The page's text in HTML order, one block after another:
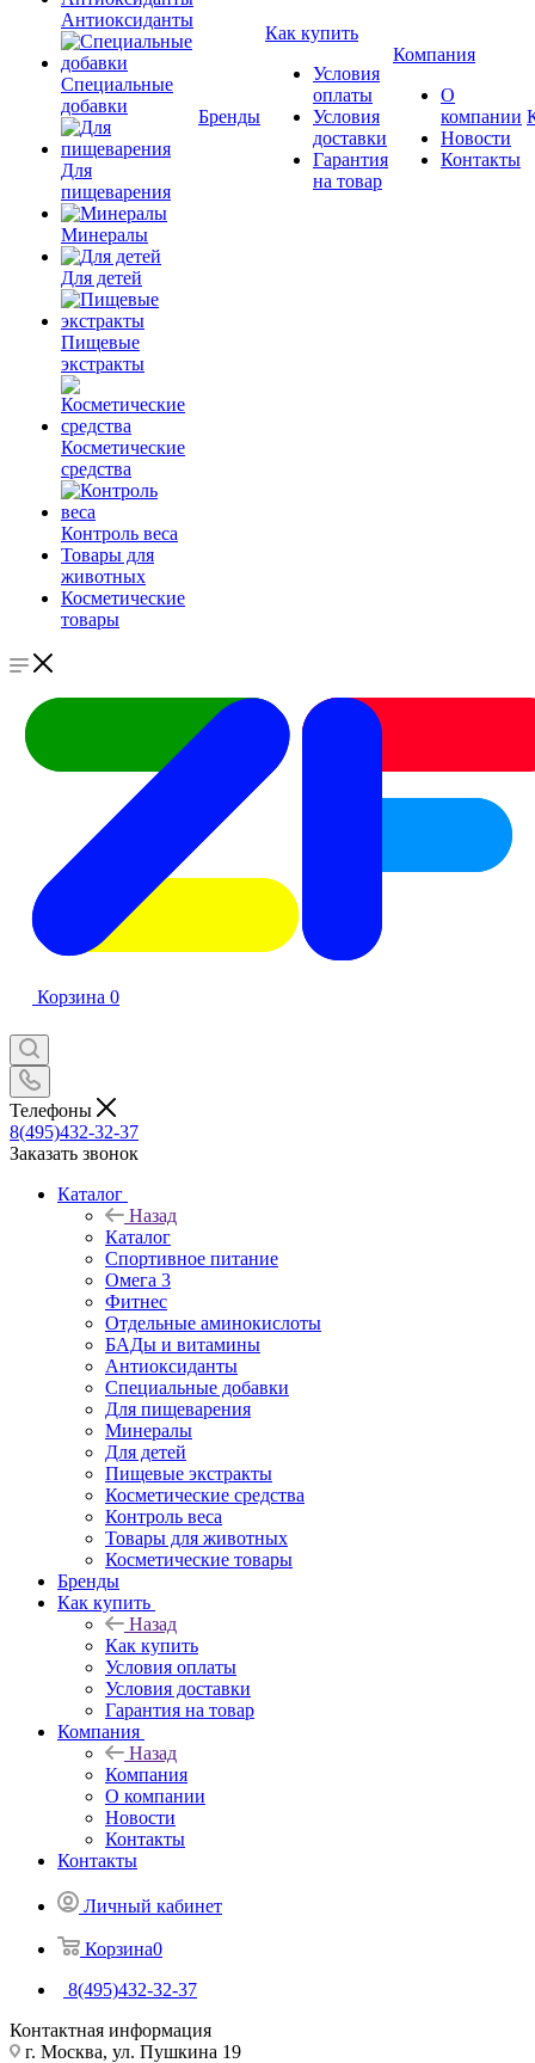
Антиоксиданты
Специальные
добавки
Для
пищеварения
Минералы
Для детей
Пищевые
экстракты
Косметические
средства
Контроль веса
Товары для
животных
Косметические
товары
Бренды
Как купить
Условия
оплаты
Условия
доставки
Гарантия
на товар
Компания
О
компании
Новости
Контакты
Корзина 0
Телефоны
8(495)432-32-37
Заказать звонок
Каталог
Назад
Каталог
Спортивное питание
Омега 3
Фитнес
Отдельные аминокислоты
БАДы и витамины
Антиоксиданты
Специальные добавки
Для пищеварения
Минералы
Для детей
Пищевые экстракты
Косметические средства
Контроль веса
Товары для животных
Косметические товары
Бренды
Как купить
Назад
Как купить
Условия оплаты
Условия доставки
Гарантия на товар
Компания
Назад
Компания
О компании
Новости
Контакты
Контакты
Личный кабинет
Корзина0
8(495)432-32-37
Контактная информация
г. Москва, ул. Пушкина 19